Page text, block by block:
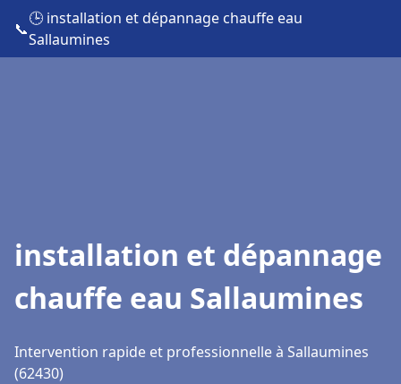
📞
🕒 installation et dépannage chauffe eau
Sallaumines
installation et dépannage
chauffe eau Sallaumines
Intervention rapide et professionnelle à Sallaumines
(62430)